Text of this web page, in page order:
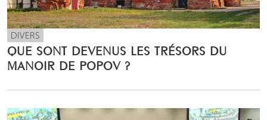
DIVERS
QUE SONT DEVENUS LES TRÉSORS DU
MANOIR DE POPOV ?